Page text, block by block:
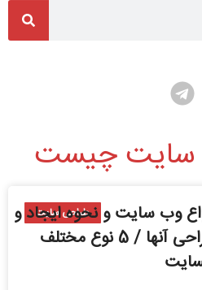
سایت چیست
طراحی سایت
وب سایت و نحوه ایجاد و
طراحی آنها / 5 نوع مختلف